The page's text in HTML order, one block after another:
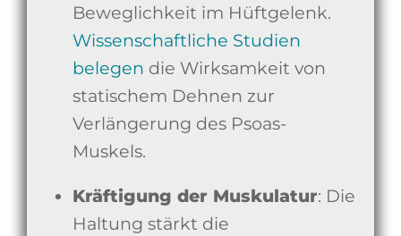
Beweglichkeit im Hüftgelenk.
Wissenschaftliche Studien
belegen die Wirksamkeit von
statischem Dehnen zur
Verlängerung des Psoas-
Muskels.
Kräftigung der Muskulatur: Die
Haltung stärkt die